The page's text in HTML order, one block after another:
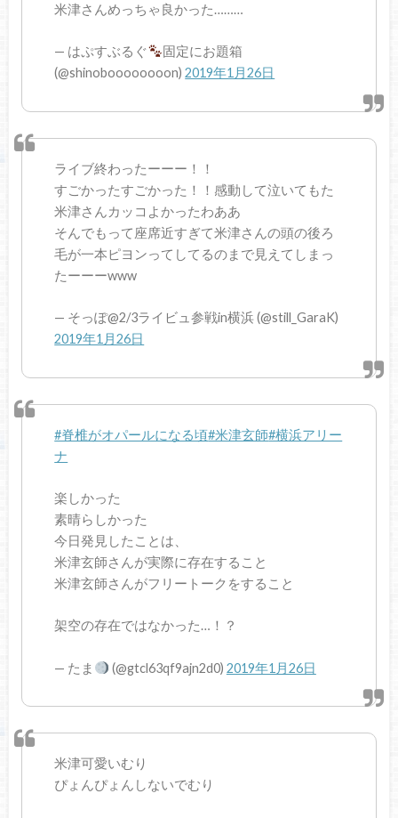
米津さんめっちゃ良かった………
— はぷすぶるぐ
固定にお題箱
(@shinoboooooooon)2019年1月26日
ライブ終わったーーー！！
すごかったすごかった！！感動して泣いてもた
米津さんカッコよかったわああ
そんでもって座席近すぎて米津さんの頭の後ろ
毛が一本ピヨンってしてるのまで見えてしまっ
たーーーwww
— そっぽ@2/3ライビュ参戦in横浜 (@still_GaraK)
2019年1月26日
#脊椎がオパールになる頃#米津玄師#横浜アリー
ナ
楽しかった
素晴らしかった
今日発見したことは、
米津玄師さんが実際に存在すること
米津玄師さんがフリートークをすること
架空の存在ではなかった…！？
— たま (@gtcl63qf9ajn2d0) 2019年1月26日
米津可愛いむり
ぴょんぴょんしないでむり